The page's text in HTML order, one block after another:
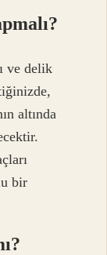
ve delik
altında
bir